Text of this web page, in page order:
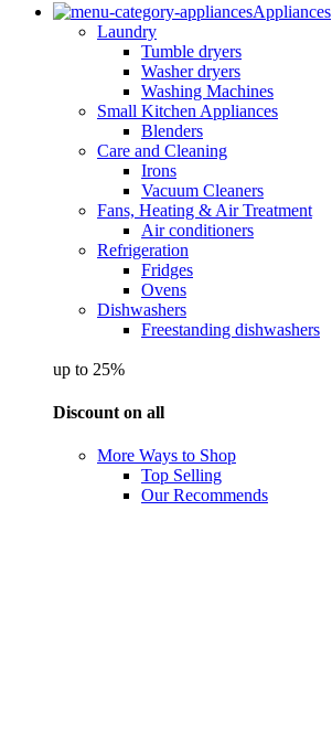
Appliances
Laundry
Tumble dryers
Washer dryers
Washing Machines
Small Kitchen Appliances
Blenders
Care and Cleaning
Irons
Vacuum Cleaners
Fans, Heating & Air Treatment
Air conditioners
Refrigeration
Fridges
Ovens
Dishwashers
Freestanding dishwashers
up to 25%
Discount on all
More Ways to Shop
Top Selling
Our Recommends